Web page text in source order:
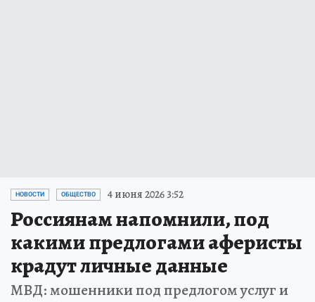
НОВОСТИ ОБЩЕСТВО 4 июня 2026 3:52
Россиянам напомнили, под
какими предлогами аферисты
крадут личные данные
МВД: мошенники под предлогом услуг и